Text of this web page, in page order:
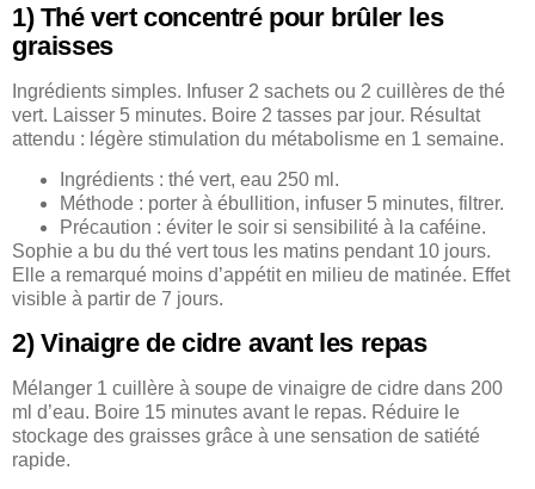
1) Thé vert concentré pour brûler les
graisses
Ingrédients simples. Infuser 2 sachets ou 2 cuillères de thé
vert. Laisser 5 minutes. Boire 2 tasses par jour. Résultat
attendu : légère stimulation du métabolisme en 1 semaine.
Ingrédients : thé vert, eau 250 ml.
Méthode : porter à ébullition, infuser 5 minutes, filtrer.
Précaution : éviter le soir si sensibilité à la caféine.
Sophie a bu du thé vert tous les matins pendant 10 jours.
Elle a remarqué moins d’appétit en milieu de matinée. Effet
visible à partir de 7 jours.
2) Vinaigre de cidre avant les repas
Mélanger 1 cuillère à soupe de vinaigre de cidre dans 200
ml d’eau. Boire 15 minutes avant le repas. Réduire le
stockage des graisses grâce à une sensation de satiété
rapide.